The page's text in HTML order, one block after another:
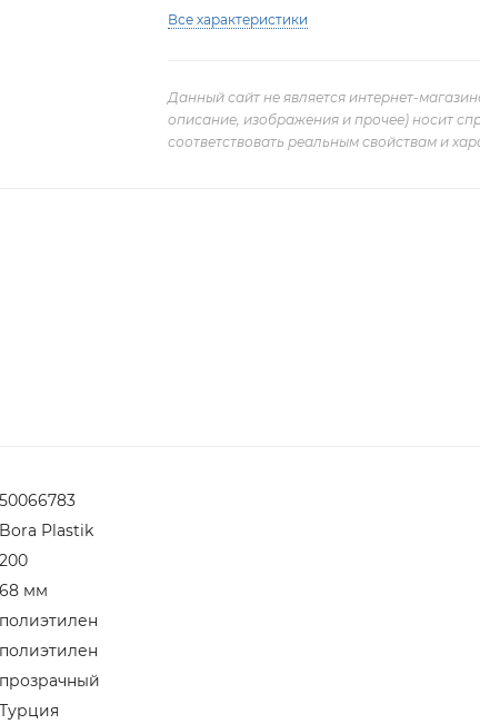
Все характеристики
Данный сайт не является интернет-
описание, изображения и прочее) носит
соответствовать реальным свойствам и
50066783
Bora Plastik
200
68 мм
полиэтилен
полиэтилен
прозрачный
Турция